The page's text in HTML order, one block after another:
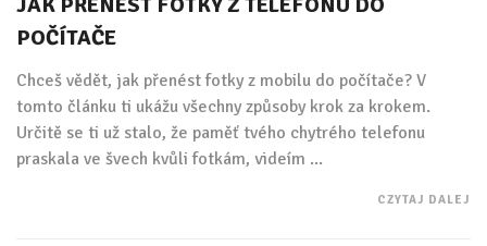
POČÍTAČE
Chceš vědět, jak přenést fotky z mobilu do počítače? V
tomto článku ti ukážu všechny způsoby krok za krokem.
Určitě se ti už stalo, že paměť tvého chytrého telefonu
praskala ve švech kvůli fotkám, videím ...
CZYTAJ DALEJ